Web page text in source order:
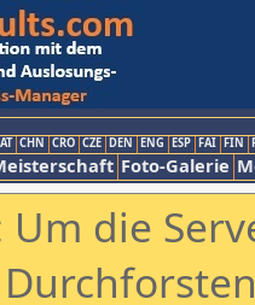
CHN CRO CZE DEN ENG ESP FAI FIN
Foto-Galerie
Um die